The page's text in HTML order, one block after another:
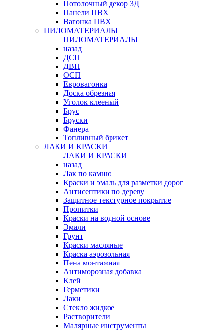
Потолочный декор 3Д
Панели ПВХ
Вагонка ПВХ
ПИЛОМАТЕРИАЛЫ
ПИЛОМАТЕРИАЛЫ
назад
ДСП
ДВП
ОСП
Евровагонка
Доска обрезная
Уголок клееный
Брус
Бруски
Фанера
Топливный брикет
ЛАКИ И КРАСКИ
ЛАКИ И КРАСКИ
назад
Лак по камню
Краски и эмаль для разметки дорог
Антисептики по дереву
Защитное текстурное покрытие
Пропитки
Краски на водной основе
Эмали
Грунт
Краски масляные
Краска аэрозольная
Пена монтажная
Антиморозная добавка
Клей
Герметики
Лаки
Стекло жидкое
Растворители
Малярные инструменты